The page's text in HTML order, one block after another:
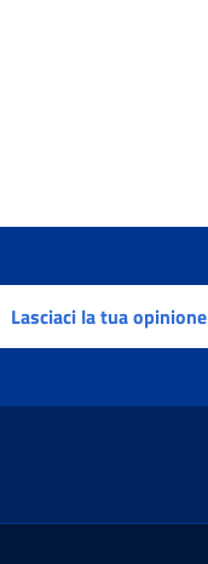
Lasciaci la tua opinione